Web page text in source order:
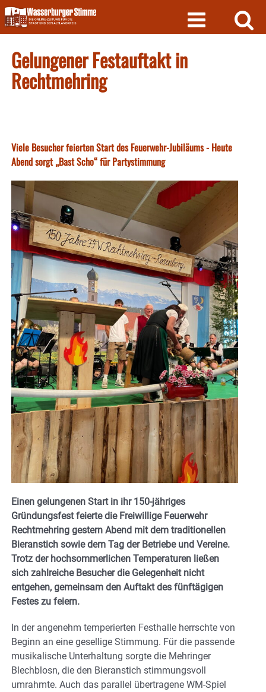
Skip
to
content
Gelungener Festauftakt in
Rechtmehring
Viele Besucher feierten Start des Feuerwehr-Jubiläums - Heute
Abend sorgt „Bast Scho“ für Partystimmung
Einen gelungenen Start in ihr 150-jähriges
Gründungsfest feierte die Freiwillige Feuerwehr
Rechtmehring gestern Abend mit dem traditionellen
Bieranstich sowie dem Tag der Betriebe und Vereine.
Trotz der hochsommerlichen Temperaturen ließen
sich zahlreiche Besucher die Gelegenheit nicht
entgehen, gemeinsam den Auftakt des fünftägigen
Festes zu feiern.
In der angenehm temperierten Festhalle herrschte von
Beginn an eine gesellige Stimmung. Für die passende
musikalische Unterhaltung sorgte die Mehringer
Blechblosn, die den Bieranstich stimmungsvoll
umrahmte. Auch das parallel übertragene WM-Spiel